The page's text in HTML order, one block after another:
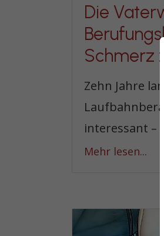
Die
Schmerz
Zehn Jahre
interessant –
Mehr lesen...